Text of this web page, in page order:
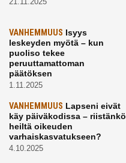
VANHEMMUUS Isyys
leskeyden myötä – kun
puoliso tekee
peruuttamattoman
päätöksen
1.11.2025
VANHEMMUUS Lapseni eivät
käy päiväkodissa – riistänkö
heiltä oikeuden
varhaiskasvatukseen?
4.10.2025